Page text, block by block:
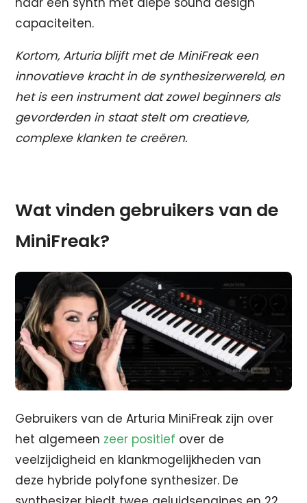
capaciteiten.
Kortom, Arturia blijft met de MiniFreak een
innovatieve kracht in de synthesizerwereld, en
het is een instrument dat zowel beginners als
gevorderden in staat stelt om creatieve,
complexe klanken te creëren.
Wat vinden gebruikers van de
MiniFreak?
Gebruikers van de Arturia MiniFreak zijn over
het algemeen zeer positief over de
veelzijdigheid en klankmogelijkheden van
deze hybride polyfone synthesizer. De